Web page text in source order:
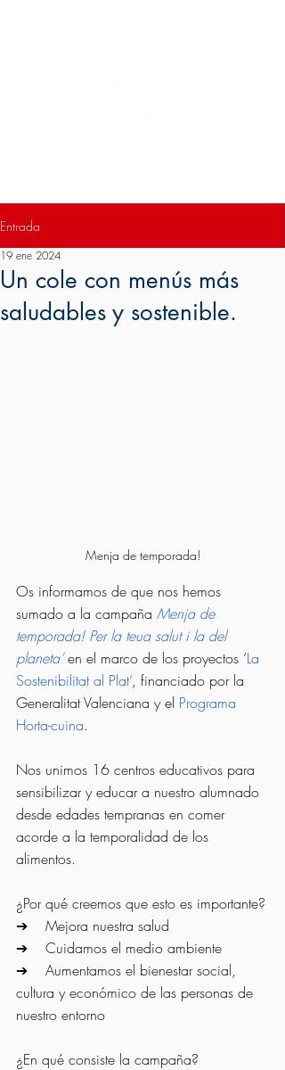
Entrada
Un cole con menús más
saludables y sostenible.
19 ene 2024
Menja de temporada!
Os informamos de que nos hemos
sumado a la campaña Menja de
temporada! Per la teua salut i la del
planeta’ en el marco de los proyectos ‘La
Sostenibilitat al Plat’, financiado por la
Generalitat Valenciana y el Programa
Horta-cuina.
Nos unimos 16 centros educativos para
sensibilizar y educar a nuestro alumnado
desde edades tempranas en comer
acorde a la temporalidad de los
alimentos.
¿Por qué creemos que esto es importante?
➔    Mejora nuestra salud
➔    Cuidamos el medio ambiente
➔    Aumentamos el bienestar social,
cultura y económico de las personas de
nuestro entorno
¿En qué consiste la campaña?